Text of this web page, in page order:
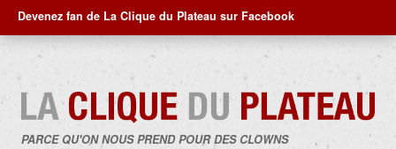
Devenez fan de La Clique du Plateau sur Facebook
PARCE QU'ON NOUS PREND POUR DES CLOWNS